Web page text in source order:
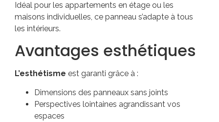
Idéal pour les appartements en étage ou les
maisons individuelles, ce panneau s’adapte à tous
les intérieurs.
Avantages esthétiques
L’esthétisme est garanti grâce à :
Dimensions des panneaux sans joints
Perspectives lointaines agrandissant vos
espaces